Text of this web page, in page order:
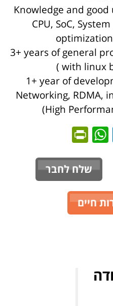
Knowledge and
CPU, SoC,
3+ years of general
( with linux
1+ year of
Networking, RDMA,
(High
LinkedIn
WhatsApp
שלח לחבר
חיים